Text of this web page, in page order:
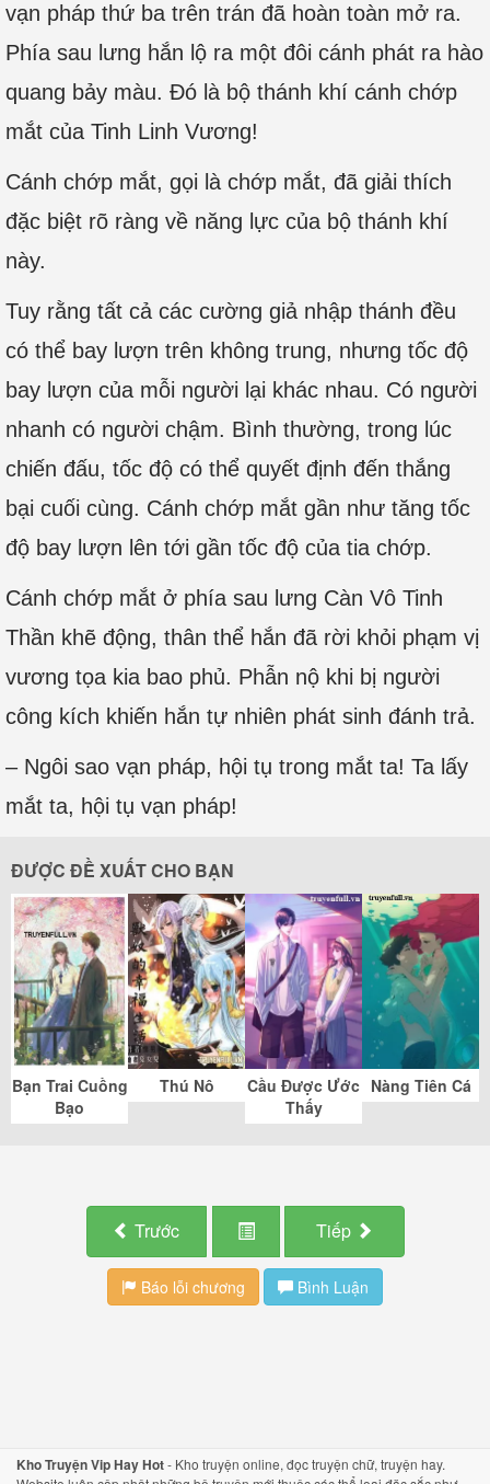
vạn pháp thứ ba trên trán đã hoàn toàn mở ra.
Phía sau lưng hắn lộ ra một đôi cánh phát ra hào
quang bảy màu. Đó là bộ thánh khí cánh chớp
mắt của Tinh Linh Vương!
Cánh chớp mắt, gọi là chớp mắt, đã giải thích
đặc biệt rõ ràng về năng lực của bộ thánh khí
này.
Tuy rằng tất cả các cường giả nhập thánh đều
có thể bay lượn trên không trung, nhưng tốc độ
bay lượn của mỗi người lại khác nhau. Có người
nhanh có người chậm. Bình thường, trong lúc
chiến đấu, tốc độ có thể quyết định đến thắng
bại cuối cùng. Cánh chớp mắt gần như tăng tốc
độ bay lượn lên tới gần tốc độ của tia chớp.
Cánh chớp mắt ở phía sau lưng Càn Vô Tinh
Thần khẽ động, thân thể hắn đã rời khỏi phạm vị
vương tọa kia bao phủ. Phẫn nộ khi bị người
công kích khiến hắn tự nhiên phát sinh đánh trả.
– Ngôi sao vạn pháp, hội tụ trong mắt ta! Ta lấy
mắt ta, hội tụ vạn pháp!
ĐƯỢC ĐỀ XUẤT CHO BẠN
Bạn Trai Cuồng
Bạo
Thú Nô
Cầu Được Ước
Thấy
Nàng Tiên Cá
Trước Tiếp
Báo lỗi chương Bình Luận
Kho Truyện Vip Hay Hot- Kho truyện online, đọc truyện chữ, truyện hay.